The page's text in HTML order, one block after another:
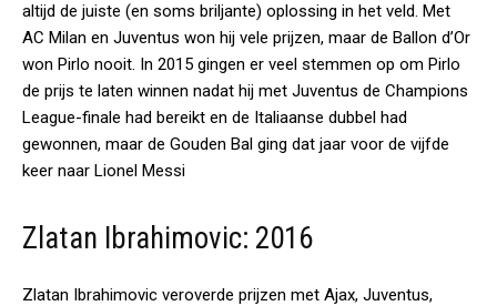
altijd de juiste (en soms briljante) oplossing in het veld. Met
AC Milan en Juventus won hij vele prijzen, maar de Ballon d’Or
won Pirlo nooit. In 2015 gingen er veel stemmen op om Pirlo
de prijs te laten winnen nadat hij met Juventus de Champions
League-finale had bereikt en de Italiaanse dubbel had
gewonnen, maar de Gouden Bal ging dat jaar voor de vijfde
keer naar Lionel Messi
Zlatan Ibrahimovic: 2016
Zlatan Ibrahimovic veroverde prijzen met Ajax, Juventus,